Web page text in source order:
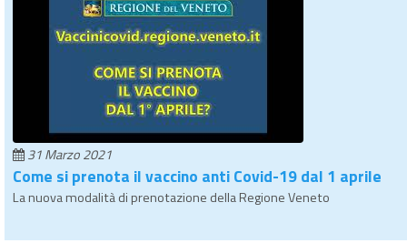
31 Marzo 2021
Come si prenota il vaccino anti Covid-19 dal 1 aprile
La nuova modalità di prenotazione della Regione Veneto